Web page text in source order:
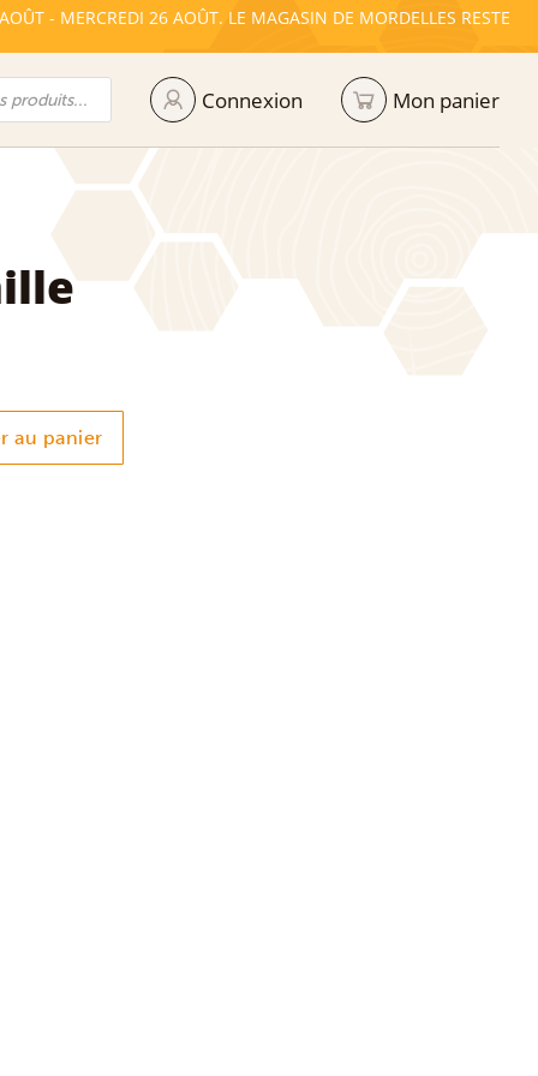
- MERCREDI 26 AOÛT. LE MAGASIN DE MORDELLES RESTE
Connexion Mon panier
au panier